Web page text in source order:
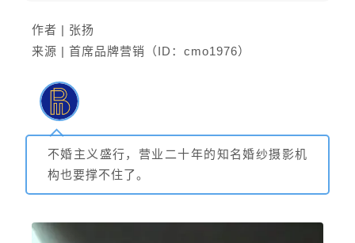
作者 | 张扬
来源 | 首席品牌营销（ID：cmo1976）
不婚主义盛行，营业二十年的知名婚纱摄影机
构也要撑不住了。